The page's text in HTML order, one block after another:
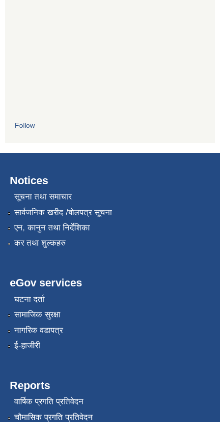
Follow
Notices
सूचना तथा समाचार
सार्वजनिक खरीद /बोलपत्र सूचना
एन, कानुन तथा निर्देशिका
कर तथा शुल्कहरु
eGov services
घटना दर्ता
सामाजिक सुरक्षा
नागरिक वडापत्र
ई-हाजीरी
Reports
वार्षिक प्रगति प्रतिवेदन
चौमासिक प्रगति प्रतिवेदन